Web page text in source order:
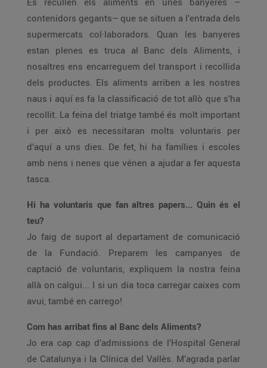
contenidors gegants– que se situen a l’entrada dels
supermercats col·laboradors. Quan les banyeres
estan plenes es truca al Banc dels Aliments, i
nosaltres ens encarreguem del transport i recollida
dels productes. Els aliments arriben a les nostres
naus i aquí es fa la classificació de tot allò que s’ha
recollit. La feina del triatge també és molt important
i per això es necessitaran molts voluntaris per
d’aquí a uns dies. De fet, hi ha famílies i escoles
amb nens i nenes que vénen a ajudar a fer aquesta
tasca.
Hi ha voluntaris que fan altres papers... Quin és el
teu?
Jo faig de suport al departament de comunicació
de la Fundació. Preparem les campanyes de
captació de voluntaris, expliquem la nostra feina
allà on calgui... I si un dia toca carregar caixes com
avui, també en carrego!
Com has arribat fins al Banc dels Aliments?
Jo era cap cap d’admissions de l’Hospital General
de Catalunya i la Clínica del Vallès. M’agrada parlar